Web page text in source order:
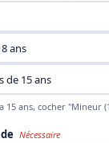
ans
de 15 ans
ans, cocher "Mineur
Nécessaire